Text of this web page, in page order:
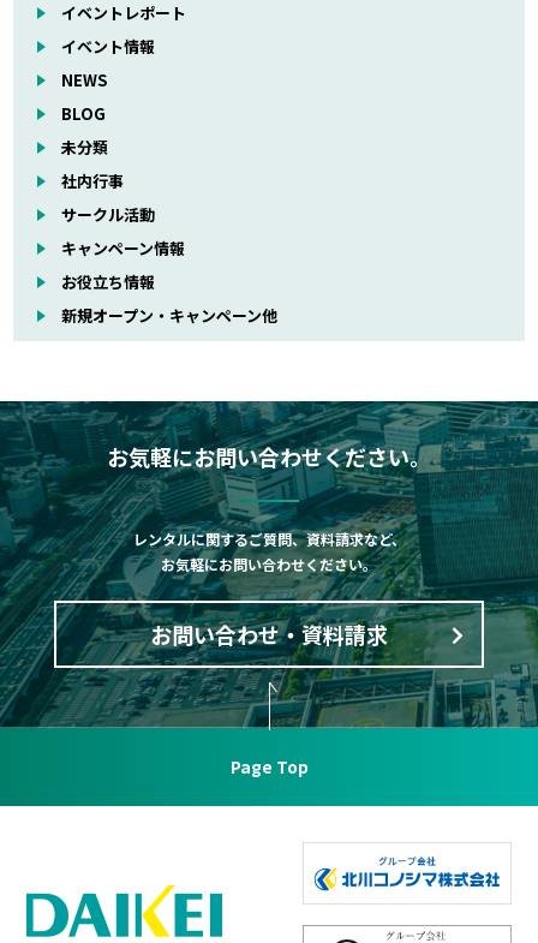
イベントレポート
イベント情報
NEWS
BLOG
未分類
社内行事
サークル活動
キャンペーン情報
お役立ち情報
新規オープン・キャンペーン他
お気軽にお問い合わせください。
レンタルに関するご質問、資料請求など、
お気軽にお問い合わせください。
お問い合わせ・資料請求
Page Top